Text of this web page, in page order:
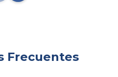
Frecuentes